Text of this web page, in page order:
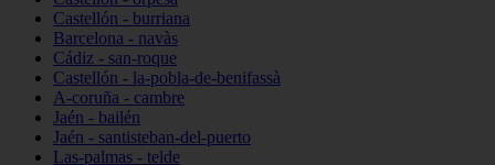
Castellón - burriana
Barcelona - navàs
Cádiz - san-roque
Castellón - la-pobla-de-benifassà
A-coruña - cambre
Jaén - bailén
Jaén - santisteban-del-puerto
Las-palmas - telde